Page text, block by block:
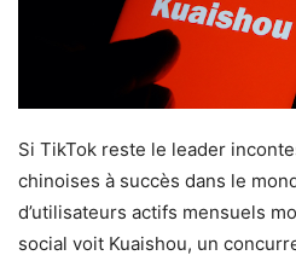
Si TikTok reste le leader
chinoises à succès dans le
d’utilisateurs actifs mensuels
social voit Kuaishou, un